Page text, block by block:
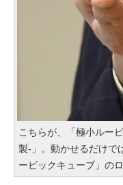
こちらが、「極小ルー
製-」。動かせるだけで
ービックキューブ」の